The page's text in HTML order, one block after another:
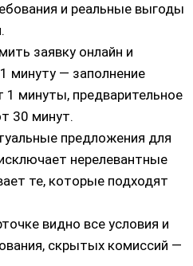
и реальные выгоды
заявку онлайн и
минуту — заполнение
1 минуты, предварительное
30 минут.
предложения для
нерелевантные
те, которые подходят
видно все условия и
скрытых комиссий —